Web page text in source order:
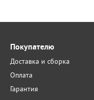
Покупателю
Доставка и сборка
Оплата
Гарантия